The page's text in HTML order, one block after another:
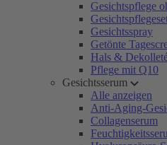
Gesichtspflege
Gesichtsspray
Getönte
Hals &
Pflege mit Q10
Gesichtsserum
Alle anzeigen
Anti-Aging-
Collagenserum